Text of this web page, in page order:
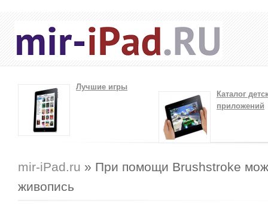
Лучшие игры
Каталог
приложений
Вы здесь
mir-iPad.ru » При помощи Brushstroke
живопись